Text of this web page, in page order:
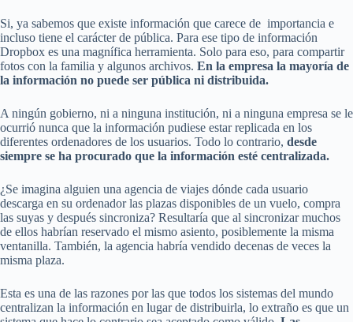
Si, ya sabemos que existe información que carece de importancia e
incluso tiene el carácter de pública. Para ese tipo de información
Dropbox es una magnífica herramienta. Solo para eso, para compartir
fotos con la familia y algunos archivos. En la empresa la mayoría de
la información no puede ser pública ni distribuida.
A ningún gobierno, ni a ninguna institución, ni a ninguna empresa se le
ocurrió nunca que la información pudiese estar replicada en los
diferentes ordenadores de los usuarios. Todo lo contrario, desde
siempre se ha procurado que la información esté centralizada.
¿Se imagina alguien una agencia de viajes dónde cada usuario
descarga en su ordenador las plazas disponibles de un vuelo, compra
las suyas y después sincroniza? Resultaría que al sincronizar muchos
de ellos habrían reservado el mismo asiento, posiblemente la misma
ventanilla. También, la agencia habría vendido decenas de veces la
misma plaza.
Esta es una de las razones por las que todos los sistemas del mundo
centralizan la información en lugar de distribuirla, lo extraño es que un